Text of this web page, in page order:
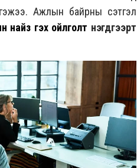
гэжээ.Ажлын байрны сэтгэл
найз гэх ойлголт нэгдүгээрт